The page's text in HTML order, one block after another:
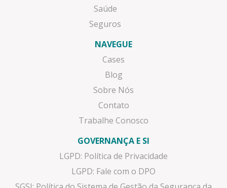
Saúde
Seguros
NAVEGUE
Cases
Blog
Sobre Nós
Contato
Trabalhe Conosco
GOVERNANÇA E SI
LGPD: Política de Privacidade
LGPD: Fale com o DPO